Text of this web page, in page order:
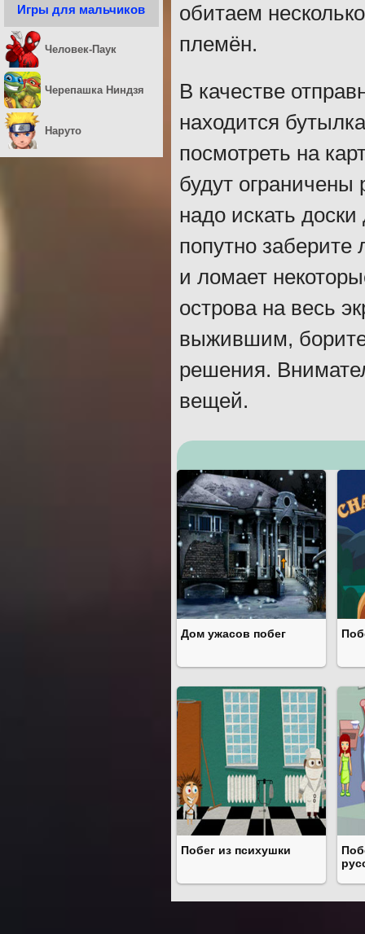
обитаем
племён.
В качестве
находится
посмотреть на
будут
надо искать
попутно
и ломает
острова на весь
выжившим,
решения.
вещей.
Дом ужасов побег
Побег из психушки
Игры для мальчиков
Человек-Паук
Черепашка Ниндзя
Наруто